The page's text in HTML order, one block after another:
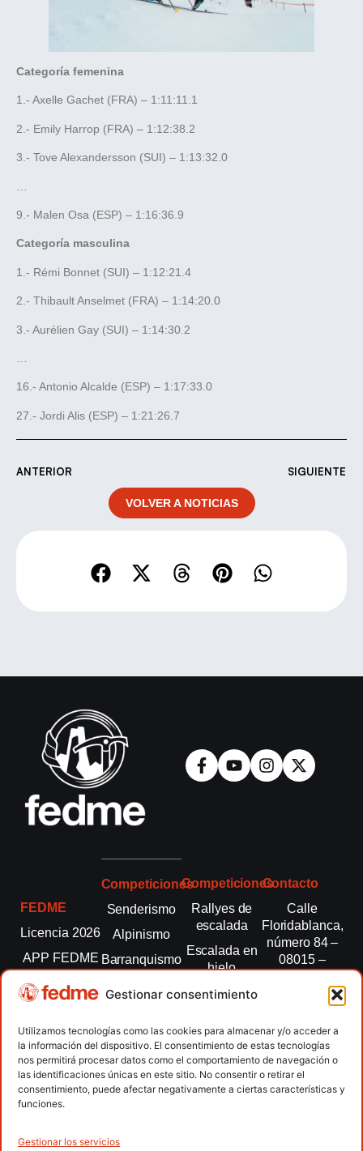
Gestionar consentimiento
Utilizamos tecnologías como las cookies para almacenar y/o acceder a
la información del dispositivo. El consentimiento de estas tecnologías
nos permitirá procesar datos como el comportamiento de navegación o
las identificaciones únicas en este sitio. No consentir o retirar el
consentimiento, puede afectar negativamente a ciertas características y
funciones.
Gestionar los servicios
Categoría femenina
1.- Axelle Gachet (FRA) – 1:11:11.1
2.- Emily Harrop (FRA) – 1:12:38.2
3.- Tove Alexandersson (SUI) – 1:13:32.0
9.- Malen Osa (ESP) – 1:16:36.9
Categoría masculina
1.- Rémi Bonnet (SUI) – 1:12:21.4
2.- Thibault Anselmet (FRA) – 1:14:20.0
3.- Aurélien Gay (SUI) – 1:14:30.2
16.- Antonio Alcalde (ESP) – 1:17:33.0
27.- Jordi Alis (ESP) – 1:21:26.7
ANTERIOR SIGUIENTE
VOLVER A NOTICIAS
FEDME
Licencia 2026
APP FEDME
Transparencia
autonómicas
Clubes
Contacto
Competiciones
Senderismo
Alpinismo
Barranquismo
montaña
Escalada
Escalada
paralimpica
Competiciones
Rallyes de
escalada
Escalada en
hielo
Esquí de
Marcha
Nórdica
Raquetas de
nieve
Contacto
Calle
Floridablanca,
número 84 –
08015 –
fedme@fedme.es
934 264 267